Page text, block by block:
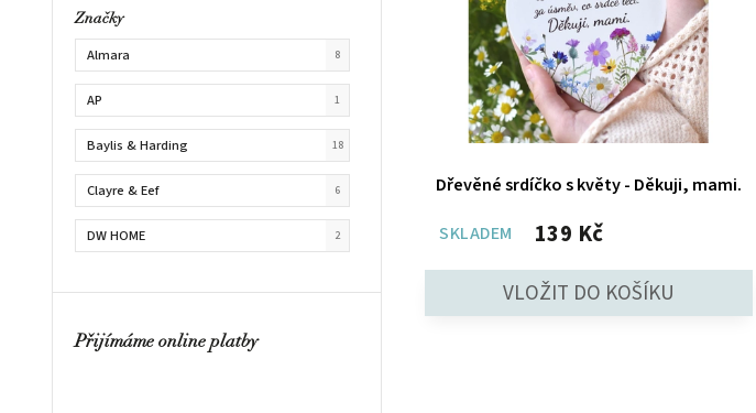
Značky
Almara 8
AP 1
Baylis & Harding 18
Clayre & Eef 6
DW HOME 2
Přijímáme online platby
Dřevěné srdíčko s květy - Děkuji, mami.
SKLADEM 139 Kč